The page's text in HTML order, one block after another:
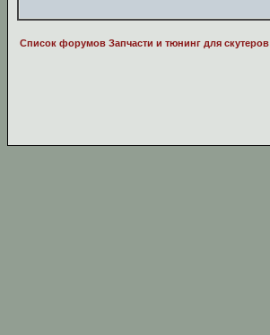
Список форумов Запчасти и тюнинг для скутеров